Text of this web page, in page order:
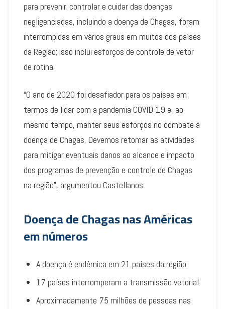
para prevenir, controlar e cuidar das doenças
negligenciadas, incluindo a doença de Chagas, foram
interrompidas em vários graus em muitos dos países
da Região; isso inclui esforços de controle de vetor
de rotina.
“O ano de 2020 foi desafiador para os países em
termos de lidar com a pandemia COVID-19 e, ao
mesmo tempo, manter seus esforços no combate à
doença de Chagas. Devemos retomar as atividades
para mitigar eventuais danos ao alcance e impacto
dos programas de prevenção e controle de Chagas
na região”, argumentou Castellanos.
Doença de Chagas nas Américas
em números
A doença é endêmica em 21 países da região.
17 países interromperam a transmissão vetorial.
Aproximadamente 75 milhões de pessoas nas